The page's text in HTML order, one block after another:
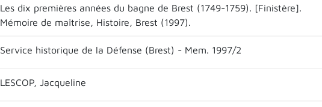
Les dix premières années du bagne de Brest (1749-1759). [Finistère].
Mémoire de maîtrise, Histoire, Brest (1997).
Service historique de la Défense (Brest) - Mem. 1997/2
LESCOP, Jacqueline